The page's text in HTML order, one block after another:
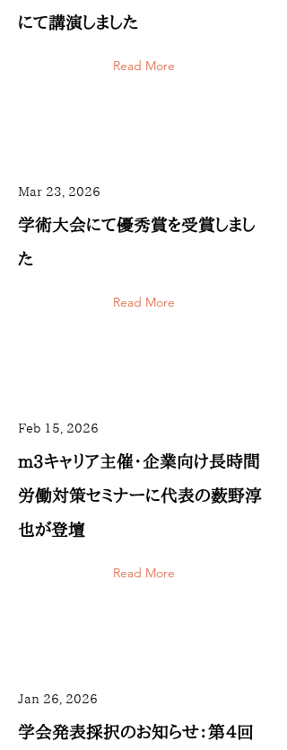
にて講演しました
Read More
Mar 23, 2026
学術大会にて優秀賞を受賞しまし
た
Read More
Feb 15, 2026
m3キャリア主催・企業向け長時間
労働対策セミナーに代表の薮野淳
也が登壇
Read More
Jan 26, 2026
学会発表採択のお知らせ：第４回